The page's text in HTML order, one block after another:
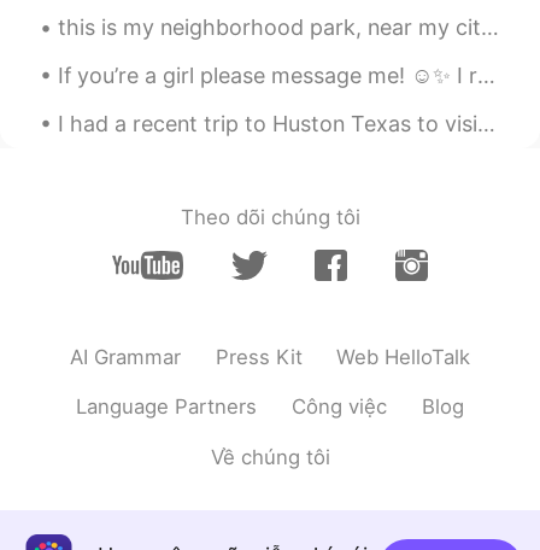
this is my neighborhood park, near my city house. Lots of migratory birds stop here, traveling m...
If you’re a girl please message me! ☺️✨ I really want to have a meaningful friendship and langua...
I had a recent trip to Huston Texas to visit family! It was really fun but crazy hot and humid. I...
Theo dõi chúng tôi
AI Grammar Press Kit Web HelloTalk
Language Partners Công việc Blog
Về chúng tôi